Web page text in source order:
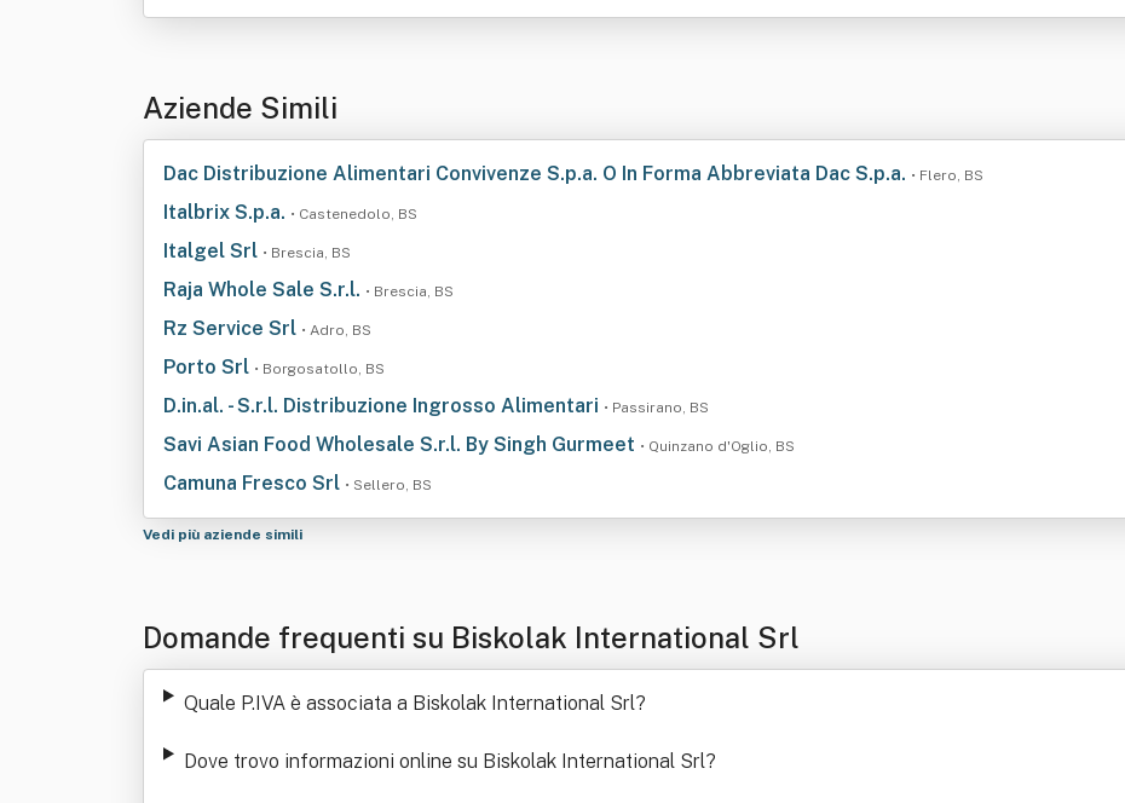
Aziende Simili
Dac Distribuzione Alimentari Convivenze S.p.a. O In Forma Abbreviata Dac S.p.a. • Flero, BS
Italbrix S.p.a. • Castenedolo, BS
Italgel Srl • Brescia, BS
Raja Whole Sale S.r.l. • Brescia, BS
Rz Service Srl • Adro, BS
Porto Srl • Borgosatollo, BS
D.in.al. - S.r.l. Distribuzione Ingrosso Alimentari • Passirano, BS
Savi Asian Food Wholesale S.r.l. By Singh Gurmeet • Quinzano d'Oglio, BS
Camuna Fresco Srl • Sellero, BS
Vedi più aziende simili
Domande frequenti su Biskolak International Srl
Quale P.IVA è associata a Biskolak International Srl?
Dove trovo informazioni online su Biskolak International Srl?